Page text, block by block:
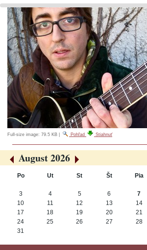
Full-size image: 79.5 KB Pohľad Stiahnuť
«
August 2026
»
Po Ut St Št Pia
3
4 5 6 7
10
11 12 13 14
17
18 19 20 21
24
25 26 27 28
31